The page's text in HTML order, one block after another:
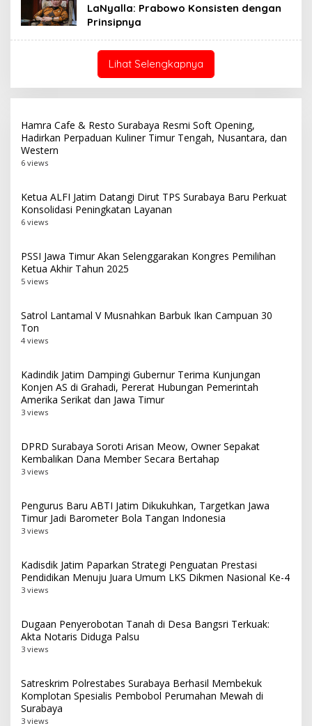
LaNyalla: Prabowo Konsisten dengan
Prinsipnya
Lihat Selengkapnya
Hamra Cafe & Resto Surabaya Resmi Soft Opening,
Hadirkan Perpaduan Kuliner Timur Tengah, Nusantara, dan
Western
6 views
Ketua ALFI Jatim Datangi Dirut TPS Surabaya Baru Perkuat
Konsolidasi Peningkatan Layanan
6 views
PSSI Jawa Timur Akan Selenggarakan Kongres Pemilihan
Ketua Akhir Tahun 2025
5 views
Satrol Lantamal V Musnahkan Barbuk Ikan Campuan 30
Ton
4 views
Kadindik Jatim Dampingi Gubernur Terima Kunjungan
Konjen AS di Grahadi, Pererat Hubungan Pemerintah
Amerika Serikat dan Jawa Timur
3 views
DPRD Surabaya Soroti Arisan Meow, Owner Sepakat
Kembalikan Dana Member Secara Bertahap
3 views
Pengurus Baru ABTI Jatim Dikukuhkan, Targetkan Jawa
Timur Jadi Barometer Bola Tangan Indonesia
3 views
Kadisdik Jatim Paparkan Strategi Penguatan Prestasi
Pendidikan Menuju Juara Umum LKS Dikmen Nasional Ke-4
3 views
Dugaan Penyerobotan Tanah di Desa Bangsri Terkuak:
Akta Notaris Diduga Palsu
3 views
Satreskrim Polrestabes Surabaya Berhasil Membekuk
Komplotan Spesialis Pembobol Perumahan Mewah di
Surabaya
3 views